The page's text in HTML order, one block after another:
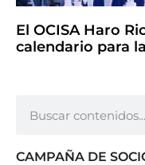
El OCISA Haro
calendario para
CAMPAÑA DE